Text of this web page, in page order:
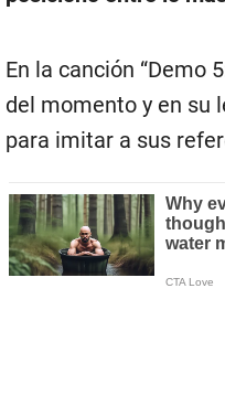
En la canción “Demo
del momento y en su
para imitar a sus